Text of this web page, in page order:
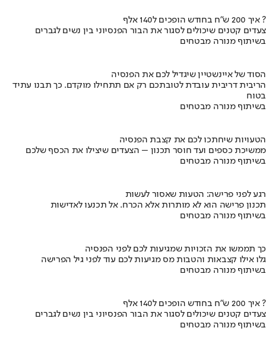
איך 200 ש"ח בחודש הופכים ל140 אלף ?
צעדים קטנים שיכולים לסגור את הבור הפנסיוני בין נשים לגברים
בשיתוף מנורה מבטחים
הסוד של איינשטיין שיגדיל לכם את הפנסיה
הריבית דריבית עובדת לטובתכם רק אם תתחילו מוקדם. כך תבנו עתיד
בטוח
בשיתוף מנורה מבטחים
הטעויות שיחתכו לכם את קצבת הפנסיה
ממשיכת כספים ועד חוסר תכנון – הצעדים שיצילו את הכסף שלכם
בשיתוף מנורה מבטחים
רגע לפני פרישה: הטעות שאסור לעשות
תכנון פרישה הוא לא מותרות אלא הכרח. אל תכנעו לאדישות
בשיתוף מנורה מבטחים
כך תממשו את הזכויות שמגיעות לכם לפני הפנסיה
גלו אילו קצבאות והטבות מס מגיעות לכם עוד לפני גיל הפרישה
בשיתוף מנורה מבטחים
איך 200 ש"ח בחודש הופכים ל140 אלף ?
צעדים קטנים שיכולים לסגור את הבור הפנסיוני בין נשים לגברים
בשיתוף מנורה מבטחים